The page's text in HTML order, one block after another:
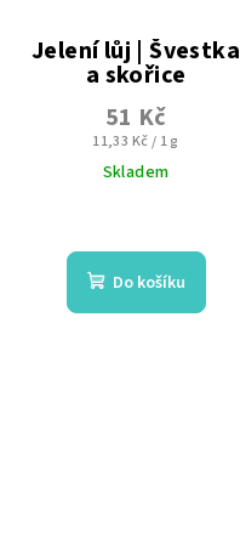
Jelení lůj | Švestka
a skořice
51 Kč
Měrná
cena:
11,33 Kč / 1 g
Skladem
produktu
je
4,6
Do košíku